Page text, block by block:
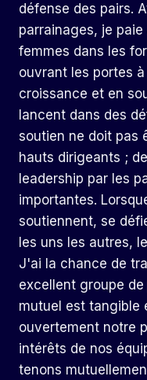
défense des pairs.
parrainages, je
femmes dans les
ouvrant les portes
croissance et en
lancent dans des
soutien ne doit pas
hauts dirigeants ;
leadership par les
importantes.
soutiennent, se
les uns les autres,
J'ai la chance de
excellent groupe
mutuel est tangible
ouvertement notre
intérêts de nos
tenons